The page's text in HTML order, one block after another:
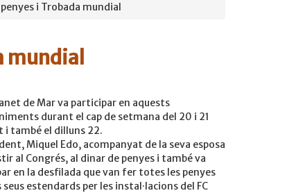
i Trobada mundial
mundial
de Mar va participar en aquests
durant el cap de setmana del 20 i 21
i també el dilluns 22.
Miquel Edo, acompanyat de la seva esposa
al Congrés, al dinar de penyes i també va
en la desfilada que van fer totes les penyes
seus estendards per les instal·lacions del FC